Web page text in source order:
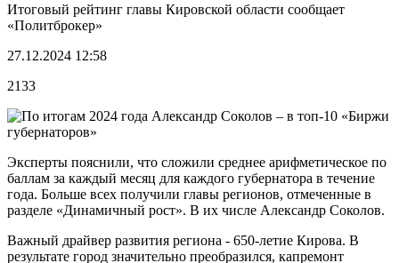
Итоговый рейтинг главы Кировской области сообщает
«Политброкер»
27.12.2024 12:58
2133
Эксперты пояснили, что сложили среднее арифметическое по
баллам за каждый месяц для каждого губернатора в течение
года. Больше всех получили главы регионов, отмеченные в
разделе «Динамичный рост». В их числе Александр Соколов.
Важный драйвер развития региона - 650-летие Кирова. В
результате город значительно преобразился, капремонт